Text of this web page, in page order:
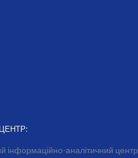
інформаційно-аналітичний центр